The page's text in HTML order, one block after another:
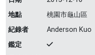
地點
桃園市龜山區
紀錄者
Anderson Kuo
鑑定